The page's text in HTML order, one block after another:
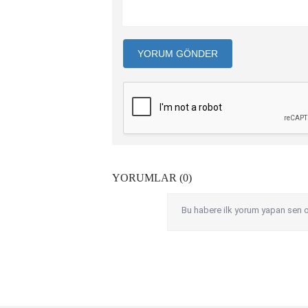
YORUM GÖNDER
YORUMLAR (0)
Bu habere ilk yorum yapan sen